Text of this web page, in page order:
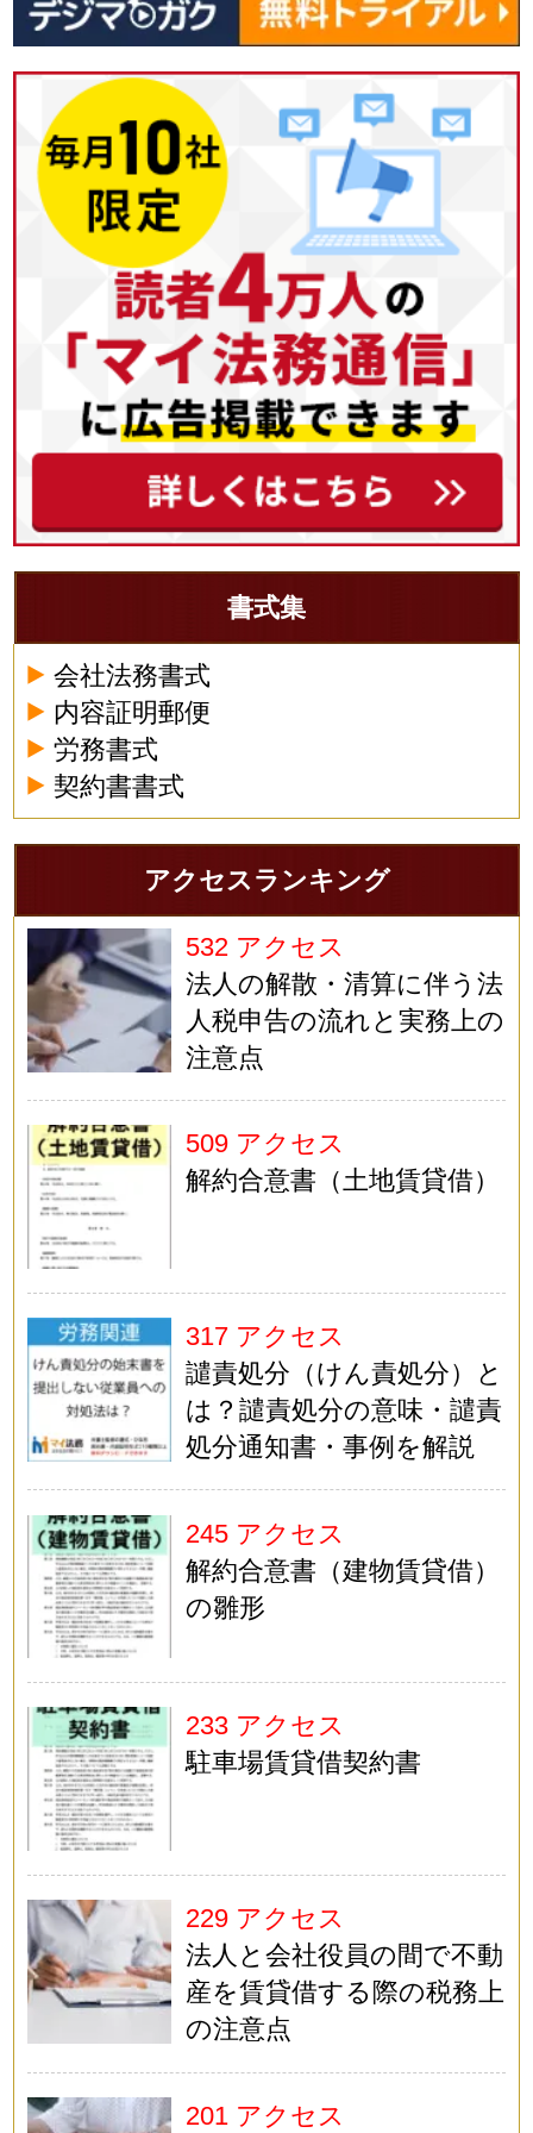
書式集
会社法務書式
内容証明郵便
労務書式
契約書書式
アクセスランキング
532 アクセス
法人の解散・清算に伴う法
人税申告の流れと実務上の
注意点
509 アクセス
解約合意書（土地賃貸借）
317 アクセス
譴責処分（けん責処分）と
は？譴責処分の意味・譴責
処分通知書・事例を解説
245 アクセス
解約合意書（建物賃貸借）
の雛形
233 アクセス
駐車場賃貸借契約書
229 アクセス
法人と会社役員の間で不動
産を賃貸借する際の税務上
の注意点
201 アクセス